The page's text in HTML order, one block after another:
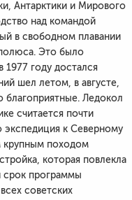
Антарктики и Мирового
над командой
в свободном плавании
Это было
1977 году достался
шел летом, в августе,
благоприятные. Ледокол
считается почти
экспедиция к Северному
крупным походом
которая повлекла
срок программы
советских